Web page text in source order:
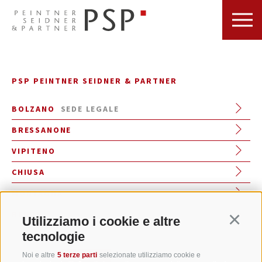
Utilizziamo i cookie e altre
tecnologie
Noi e altre 5 terze parti selezionate utilizziamo cookie e
PSP PEINTNER SEIDNER & PARTNER
BOLZANO
SEDE LEGALE
BRESSANONE
VIPITENO
CHIUSA
MONTAGNA